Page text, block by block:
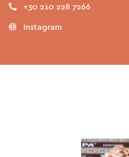
+30 210 228 7266
Instagram